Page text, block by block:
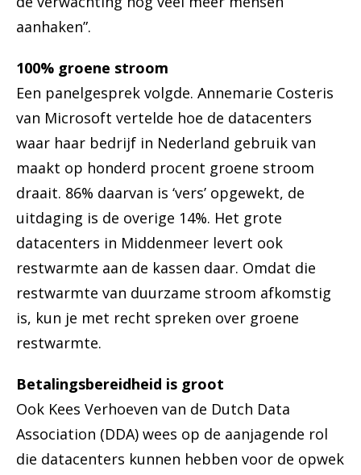
aanhaken”.
100% groene stroom
Een panelgesprek volgde. Annemarie Costeris
van Microsoft vertelde hoe de datacenters
waar haar bedrijf in Nederland gebruik van
maakt op honderd procent groene stroom
draait. 86% daarvan is ‘vers’ opgewekt, de
uitdaging is de overige 14%. Het grote
datacenters in Middenmeer levert ook
restwarmte aan de kassen daar. Omdat die
restwarmte van duurzame stroom afkomstig
is, kun je met recht spreken over groene
restwarmte.
Betalingsbereidheid is groot
Ook Kees Verhoeven van de Dutch Data
Association (DDA) wees op de aanjagende rol
die datacenters kunnen hebben voor de opwek